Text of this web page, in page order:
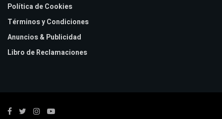
Política de Cookies
Términos y Condiciones
Anuncios & Publicidad
Libro de Reclamaciones